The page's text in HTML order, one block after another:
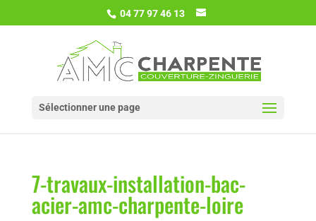
04 77 97 46 13
Sélectionner une page
7-travaux-installation-bac-
acier-amc-charpente-loire